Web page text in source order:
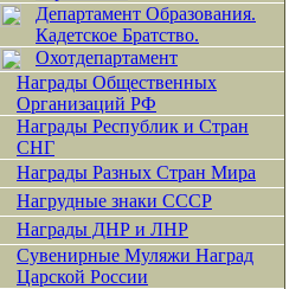
Департамент Образования.
Кадетское Братство.
Охотдепартамент
Награды Общественных
Организаций РФ
Награды Республик и Стран
СНГ
Награды Разных Стран Мира
Нагрудные знаки СССР
Награды ДНР и ЛНР
Сувенирные Муляжи Наград
Царской России